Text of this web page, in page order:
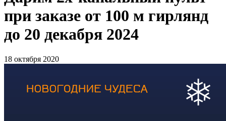
при заказе от 100 м гирлянд
до 20 декабря 2024
18 октября 2020